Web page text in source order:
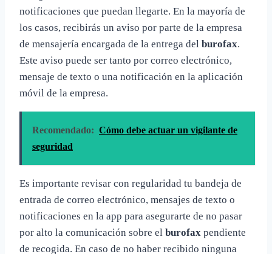
notificaciones que puedan llegarte. En la mayoría de
los casos, recibirás un aviso por parte de la empresa
de mensajería encargada de la entrega del burofax.
Este aviso puede ser tanto por correo electrónico,
mensaje de texto o una notificación en la aplicación
móvil de la empresa.
Recomendado: Cómo debe actuar un vigilante de
seguridad
Es importante revisar con regularidad tu bandeja de
entrada de correo electrónico, mensajes de texto o
notificaciones en la app para asegurarte de no pasar
por alto la comunicación sobre el burofax pendiente
de recogida. En caso de no haber recibido ninguna